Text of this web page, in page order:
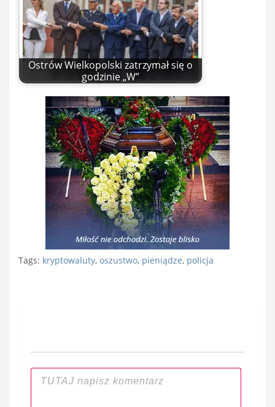
Ostrów Wielkopolski zatrzymał się o
godzinie „W”
Tags: kryptowaluty, oszustwo, pieniądze, policja